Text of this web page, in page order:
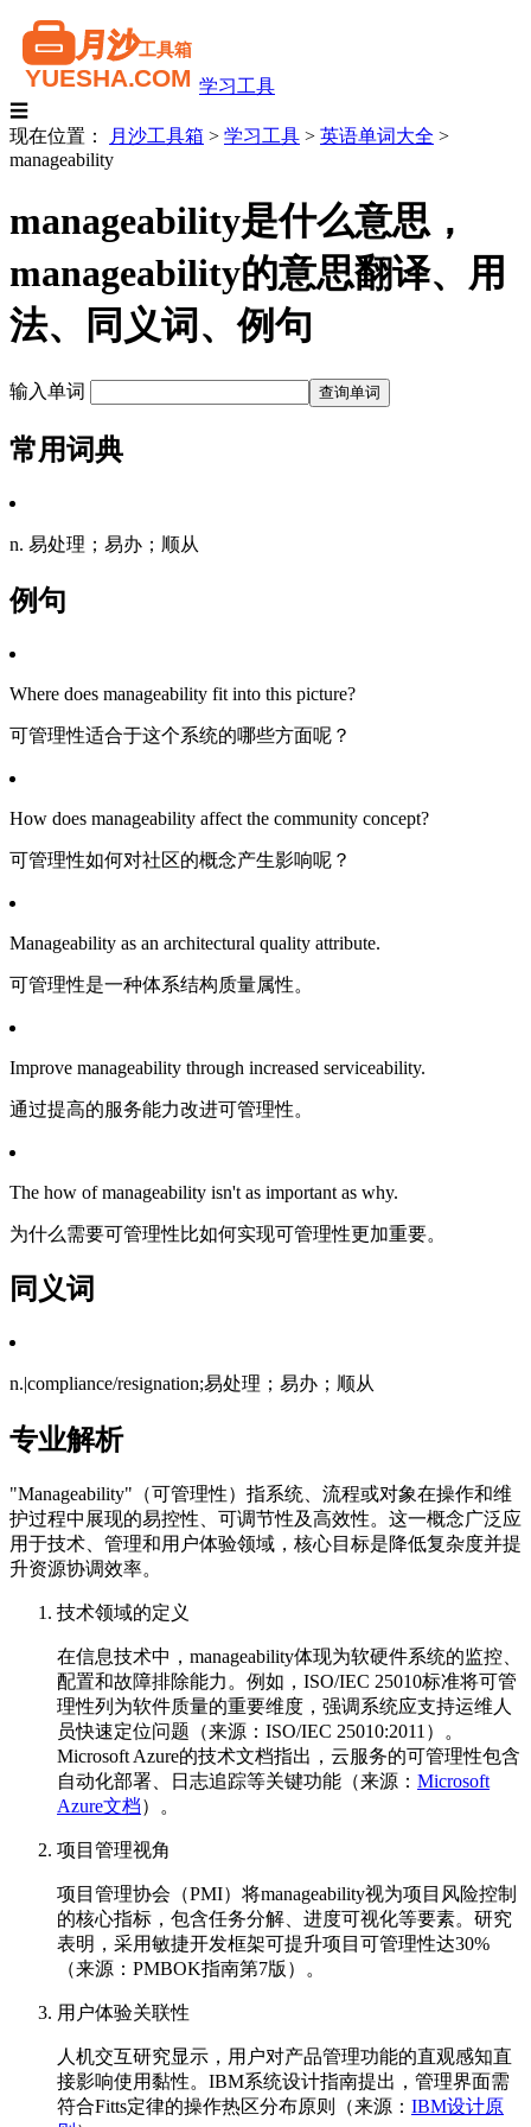
学习工具
☰
现在位置：
月沙工具箱 > 学习工具 > 英语单词大全 >
manageability
manageability是什么意思，
manageability的意思翻译、用
法、同义词、例句
输入单词
常用词典
n. 易处理；易办；顺从
例句
Where does manageability fit into this picture?
可管理性适合于这个系统的哪些方面呢？
How does manageability affect the community concept?
可管理性如何对社区的概念产生影响呢？
Manageability as an architectural quality attribute.
可管理性是一种体系结构质量属性。
Improve manageability through increased serviceability.
通过提高的服务能力改进可管理性。
The how of manageability isn't as important as why.
为什么需要可管理性比如何实现可管理性更加重要。
同义词
n.|compliance/resignation;易处理；易办；顺从
专业解析
"Manageability"（可管理性）指系统、流程或对象在操作和维
护过程中展现的易控性、可调节性及高效性。这一概念广泛应
用于技术、管理和用户体验领域，核心目标是降低复杂度并提
升资源协调效率。
技术领域的定义
在信息技术中，manageability体现为软硬件系统的监控、
配置和故障排除能力。例如，ISO/IEC 25010标准将可管
理性列为软件质量的重要维度，强调系统应支持运维人
员快速定位问题（来源：ISO/IEC 25010:2011）。
Microsoft Azure的技术文档指出，云服务的可管理性包含
自动化部署、日志追踪等关键功能（来源： Microsoft
Azure文档）。
项目管理视角
项目管理协会（PMI）将manageability视为项目风险控制
的核心指标，包含任务分解、进度可视化等要素。研究
表明，采用敏捷开发框架可提升项目可管理性达30%
（来源：PMBOK指南第7版）。
用户体验关联性
人机交互研究显示，用户对产品管理功能的直观感知直
接影响使用黏性。IBM系统设计指南提出，管理界面需
符合Fitts定律的操作热区分布原则（来源： IBM设计原